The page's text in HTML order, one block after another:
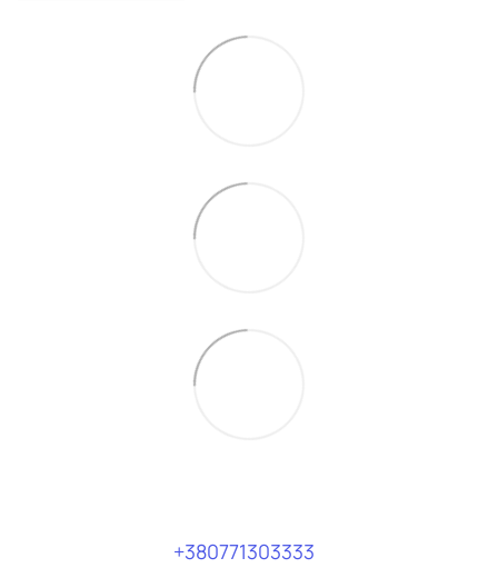
+380771303333